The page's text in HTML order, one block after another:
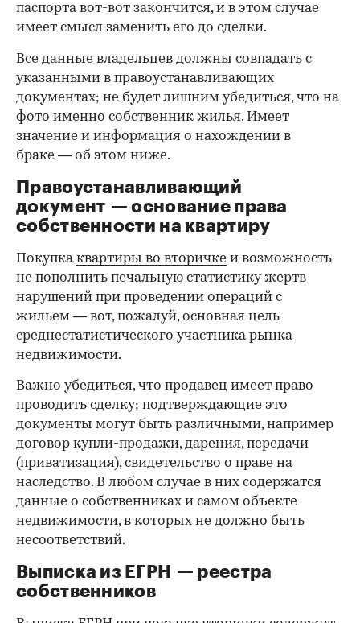
паспорта вот-вот закончится, и в этом случае
имеет смысл заменить его до сделки.
00:00 / 00:00
Все данные владельцев должны совпадать с
указанными в правоустанавливающих
документах; не будет лишним убедиться, что на
фото именно собственник жилья. Имеет
значение и информация о нахождении в
браке — об этом ниже.
Правоустанавливающий
документ — основание права
собственности на квартиру
Покупкаквартиры во вторичке и возможность
не пополнить печальную статистику жертв
нарушений при проведении операций с
жильем — вот, пожалуй, основная цель
среднестатистического участника рынка
недвижимости.
Важно убедиться, что продавец имеет право
проводить сделку; подтверждающие это
документы могут быть различными, например
договор купли-продажи, дарения, передачи
(приватизация), свидетельство о праве на
наследство. В любом случае в них содержатся
данные о собственниках и самом объекте
недвижимости, в которых не должно быть
несоответствий.
Выписка из ЕГРН — реестра
собственников